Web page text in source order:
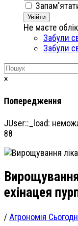
Увійти
Не маєте
Забули
Забули
×
Попередження
JUser::_load:
88
ехінацея
/ Агрономія